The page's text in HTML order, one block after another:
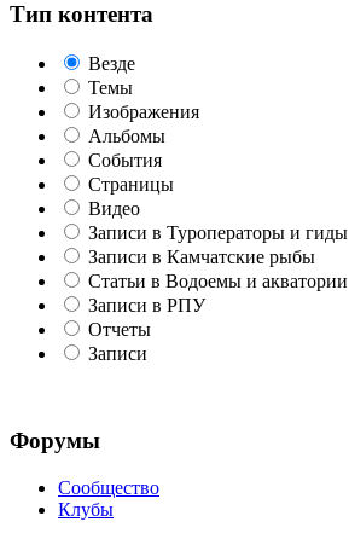
Тип контента
Везде
Темы
Изображения
Альбомы
События
Страницы
Видео
Записи в Туроператоры и гиды
Записи в Камчатские рыбы
Статьи в Водоемы и акватории
Записи в РПУ
Отчеты
Записи
Форумы
Сообщество
Клубы